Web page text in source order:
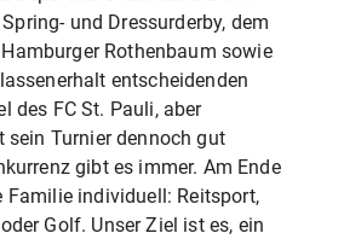
und Dressurderby, dem
Rothenbaum sowie
entscheidenden
des FC St. Pauli, aber
sein Turnier dennoch gut
gibt es immer. Am Ende
Familie individuell: Reitsport,
Golf. Unser Ziel ist es, ein